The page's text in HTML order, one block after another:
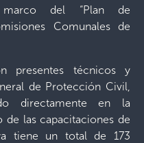
del “Plan de
Comunales de
presentes técnicos y
de Protección Civil,
directamente en la
las capacitaciones de
tiene un total de 173